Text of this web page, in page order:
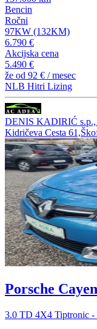
Bencin
Ročni
97KW (132KM)
6.790 €
Akcijska cena
5.490 €
že od 92 € / mesec
NLB Hitri Lizing
DENIS KADIRIĆ
Kidričeva Cesta
Porsche
3.0 TD 4X4 Tiptronic